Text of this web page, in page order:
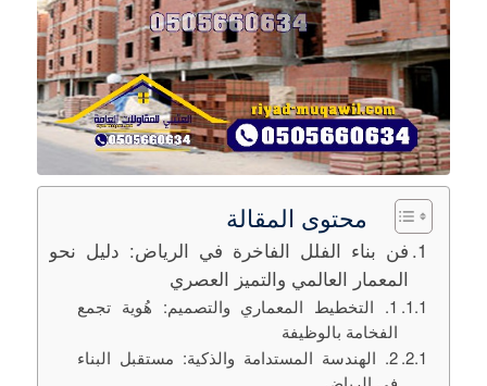
محتوى المقالة
فن بناء الفلل الفاخرة في الرياض: دليل نحو
المعمار العالمي والتميز العصري
1. التخطيط المعماري والتصميم: هُوية تجمع
الفخامة بالوظيفة
2. الهندسة المستدامة والذكية: مستقبل البناء